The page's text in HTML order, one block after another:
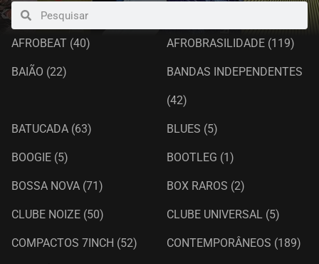
AFROBEAT (40) AFROBRASILIDADE (119)
BAIÃO (22) BANDAS INDEPENDENTES
(42)
BATUCADA (63) BLUES (5)
BOOGIE (5) BOOTLEG (1)
BOSSA NOVA (71) BOX RAROS (2)
CLUBE NOIZE (50) CLUBE UNIVERSAL (5)
COMPACTOS 7INCH (52) CONTEMPORÂNEOS (189)